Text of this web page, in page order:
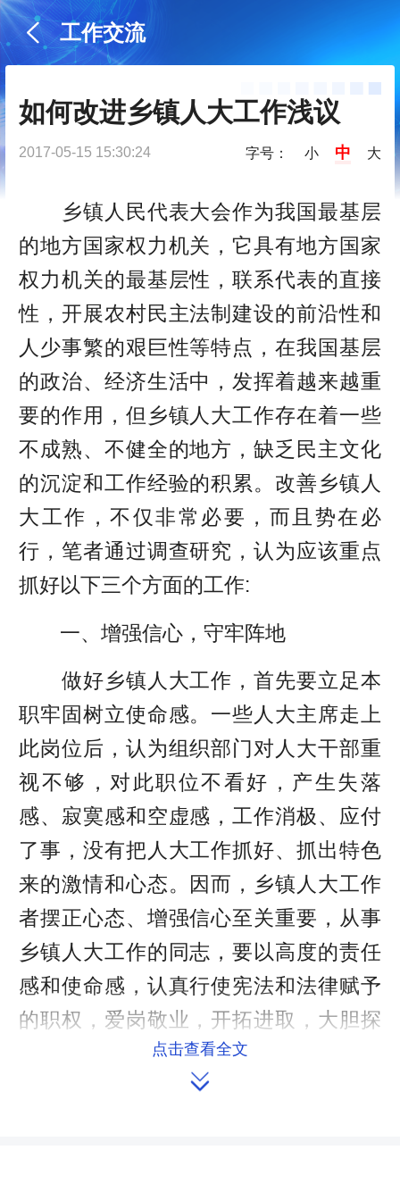
工作交流
如何改进乡镇人大工作浅议
2017-05-15 15:30:24 字号： 小 中 大
乡镇人民代表大会作为我国最基层
的地方国家权力机关，它具有地方国家
权力机关的最基层性，联系代表的直接
性，开展农村民主法制建设的前沿性和
人少事繁的艰巨性等特点，在我国基层
的政治、经济生活中，发挥着越来越重
要的作用，但乡镇人大工作存在着一些
不成熟、不健全的地方，缺乏民主文化
的沉淀和工作经验的积累。改善乡镇人
大工作，不仅非常必要，而且势在必
行，笔者通过调查研究，认为应该重点
抓好以下三个方面的工作:
一、增强信心，守牢阵地
做好乡镇人大工作，首先要立足本
职牢固树立使命感。一些人大主席走上
此岗位后，认为组织部门对人大干部重
视不够，对此职位不看好，产生失落
感、寂寞感和空虚感，工作消极、应付
了事，没有把人大工作抓好、抓出特色
来的激情和心态。因而，乡镇人大工作
者摆正心态、增强信心至关重要，从事
乡镇人大工作的同志，要以高度的责任
感和使命感，认真行使宪法和法律赋予
的职权，爱岗敬业，开拓进取，大胆探
索，放手工作，通过卓有成效的工作树
立乡镇人大的权威。其次要立足岗位牢
点击查看全文
